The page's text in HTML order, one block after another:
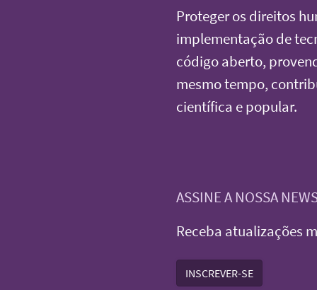
Proteger os direitos
implementação de
código aberto,
mesmo tempo,
científica e popular.
ASSINE A NOSSA
Receba atualizações
INSCREVER-SE